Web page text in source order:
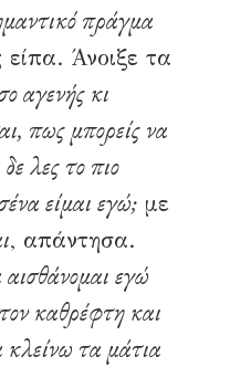
πράγμα
είπα. Άνοιξε τα
αγενής κι
πως μπορείς να
λες το πιο
είμαι εγώ;με
, απάντησα.
εγώ
καθρέφτη και
τα μάτια